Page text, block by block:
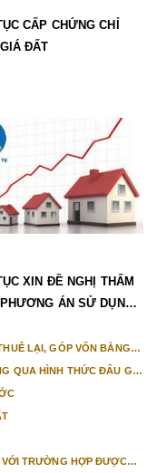
CẤP CHỨNG CHỈ
ĐẤT
XIN ĐỀ NGHỊ THẨM
ÁN SỬ DỤNG
LẠI, GÓP VỐN BẰNG
QUA HÌNH THỨC ĐẤU GIÁ
TRƯỜNG HỢP ĐƯỢC